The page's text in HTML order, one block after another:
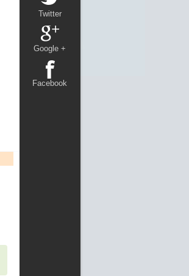
Twitter
Google +
Facebook